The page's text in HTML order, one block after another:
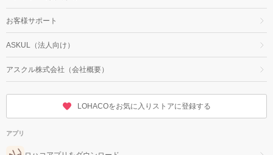
お客様サポート
ASKUL（法人向け）
アスクル株式会社（会社概要）
LOHACOをお気に入りストアに登録する
アプリ